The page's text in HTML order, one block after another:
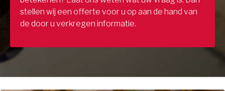
stellen wij een offerte voor u op aan de hand van
de door u verkregen informatie.